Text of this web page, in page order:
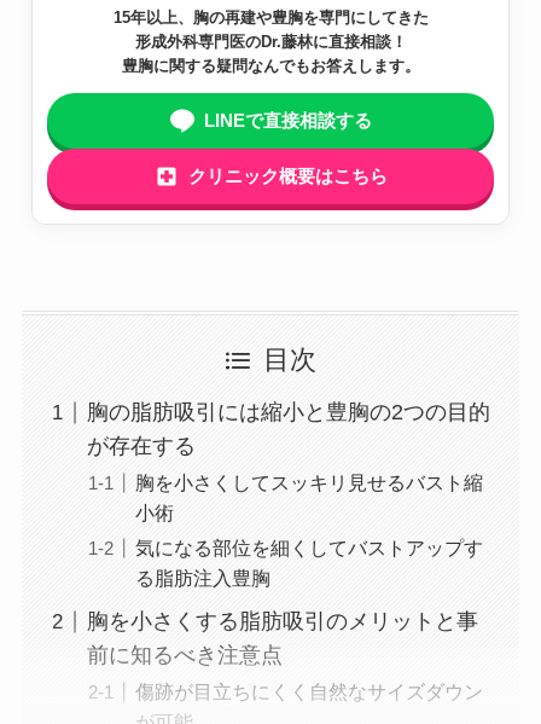
15年以上、胸の再建や豊胸を専門にしてきた
形成外科専門医のDr.藤林に直接相談！
豊胸に関する疑問なんでもお答えします。
LINEで直接相談する
クリニック概要はこちら
目次
胸の脂肪吸引には縮小と豊胸の2つの目的
が存在する
胸を小さくしてスッキリ見せるバスト縮
小術
気になる部位を細くしてバストアップす
る脂肪注入豊胸
胸を小さくする脂肪吸引のメリットと事
前に知るべき注意点
傷跡が目立ちにくく自然なサイズダウン